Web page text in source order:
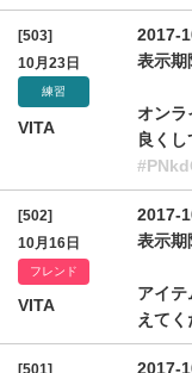
[503]
10月23日
練習
VITA
2017-
表示期
オンラ
良く
[502]
10月16日
フレンド
VITA
2017-
表示期
アイ
えて
[501]
2017-